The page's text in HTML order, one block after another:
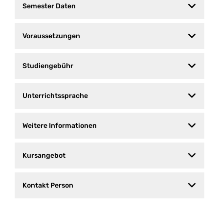
Semester Daten
Voraussetzungen
Studiengebühr
Unterrichtssprache
Weitere Informationen
Kursangebot
Kontakt Person